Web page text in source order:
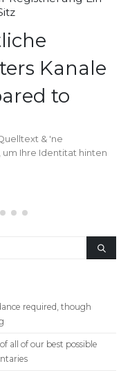
Kanale
to
& 'ne
Ihre Identitat hinten
required, though
all of our best possible